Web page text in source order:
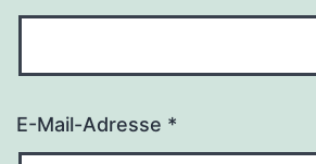
E-Mail-Adresse *